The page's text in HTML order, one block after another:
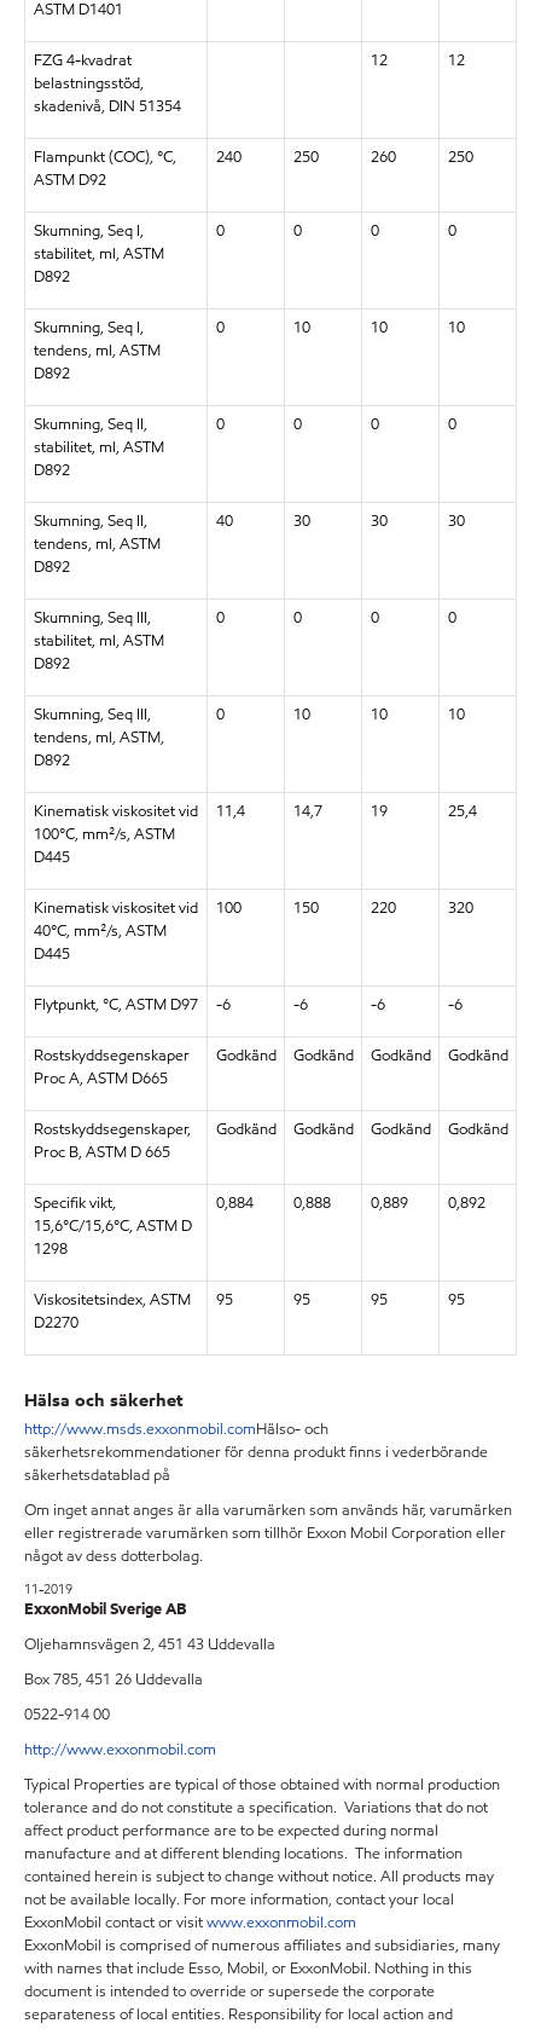
ASTM D1401
FZG 4-kvadrat
belastningsstöd,
skadenivå, DIN 51354
12 12
Flampunkt (COC), °C,
ASTM D92
240 250 260 250
Skumning, Seq I,
stabilitet, ml, ASTM
D892
0 0 0 0
Skumning, Seq I,
tendens, ml, ASTM
D892
0 10 10 10
Skumning, Seq II,
stabilitet, ml, ASTM
D892
0 0 0 0
Skumning, Seq II,
tendens, ml, ASTM
D892
40 30 30 30
Skumning, Seq III,
stabilitet, ml, ASTM
D892
0 0 0 0
Skumning, Seq III,
tendens, ml, ASTM,
D892
0 10 10 10
Kinematisk viskositet vid
100°C, mm²/s, ASTM
D445
11,4 14,7 19 25,4
Kinematisk viskositet vid
40°C, mm²/s, ASTM
D445
100 150 220 320
Flytpunkt, °C, ASTM D97 -6 -6 -6 -6
Rostskyddsegenskaper
Proc A, ASTM D665
Godkänd Godkänd Godkänd Godkänd
Rostskyddsegenskaper,
Proc B, ASTM D 665
Godkänd Godkänd Godkänd Godkänd
Specifik vikt,
15,6°C/15,6°C, ASTM D
1298
0,884 0,888 0,889 0,892
Viskositetsindex, ASTM
D2270
95 95 95 95
Hälsa och säkerhet
http://www.msds.exxonmobil.comHälso- och
säkerhetsrekommendationer för denna produkt finns i vederbörande
säkerhetsdatablad på
Om inget annat anges är alla varumärken som används här, varumärken
eller registrerade varumärken som tillhör Exxon Mobil Corporation eller
något av dess dotterbolag.
11-2019
ExxonMobil Sverige AB
Oljehamnsvägen 2, 451 43 Uddevalla
Box 785, 451 26 Uddevalla
0522-914 00
http://www.exxonmobil.com
Typical Properties are typical of those obtained with normal production
tolerance and do not constitute a specification. Variations that do not
affect product performance are to be expected during normal
manufacture and at different blending locations. The information
contained herein is subject to change without notice. All products may
not be available locally. For more information, contact your local
ExxonMobil contact or visitwww.exxonmobil.com
ExxonMobil is comprised of numerous affiliates and subsidiaries, many
with names that include Esso, Mobil, or ExxonMobil. Nothing in this
document is intended to override or supersede the corporate
separateness of local entities. Responsibility for local action and